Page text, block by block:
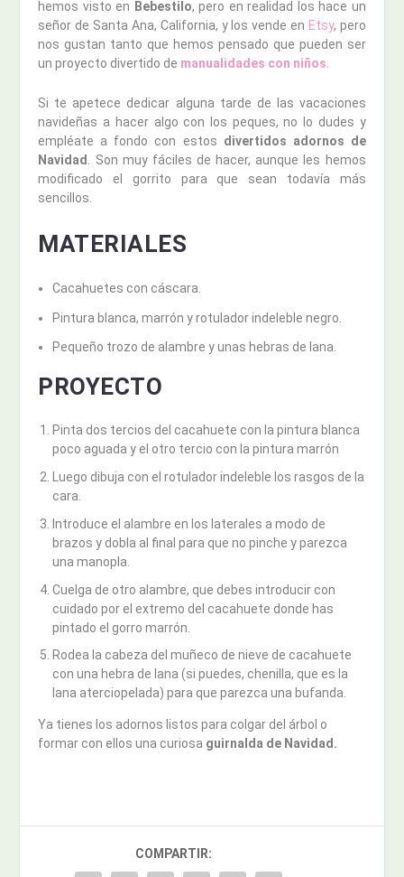
hemos visto en Bebestilo, pero en realidad los hace un
señor de Santa Ana, California, y los vende en Etsy, pero
nos gustan tanto que hemos pensado que pueden ser
un proyecto divertido de manualidades con niños
Si te apetece dedicar alguna tarde de las vacaciones
navideñas a hacer algo con los peques, no lo dudes y
empléate a fondo con estos divertidos adornos de
Navidad . Son muy fáciles de hacer, aunque les hemos
modificado el gorrito para que sean todavía más
sencillos.
MATERIALES
Cacahuetes con cáscara.
Pintura blanca, marrón y rotulador indeleble negro.
Pequeño trozo de alambre y unas hebras de lana.
PROYECTO
Pinta dos tercios del cacahuete con la pintura blanca
poco aguada y el otro tercio con la pintura marrón
Luego dibuja con el rotulador indeleble los rasgos de la
cara.
Introduce el alambre en los laterales a modo de
brazos y dobla al final para que no pinche y parezca
una manopla.
Cuelga de otro alambre, que debes introducir con
cuidado por el extremo del cacahuete donde has
pintado el gorro marrón.
Rodea la cabeza del muñeco de nieve de cacahuete
con una hebra de lana (si puedes, chenilla, que es la
lana aterciopelada) para que parezca una bufanda.
Ya tienes los adornos listos para colgar del árbol o
formar con ellos una curiosa guirnalda de Navidad.
COMPARTIR: